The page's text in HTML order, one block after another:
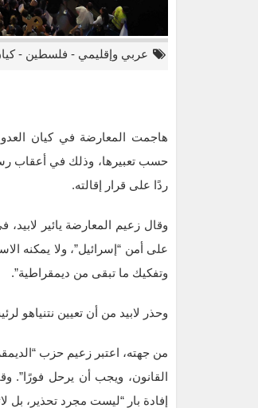
عربي وإقليمي - فلسطين -
هاجمت المعارضة في كيان العدو
حسب تعبيرها، وذلك في أعقاب
ردًا على قرار إقالته.
وقال زعيم المعارضة يائير
على أمن “إسرائيل”، ولا يمكنه
وتفكيك ما تبقى من ديمقراطية”.
وحذر لابيد من أن تعيين نتنياهو
من جهته، اعتبر زعيم حزب
القانون، ويجب أن يرحل فورًا”.
إفادة بار “ليست مجرد تحذير، بل